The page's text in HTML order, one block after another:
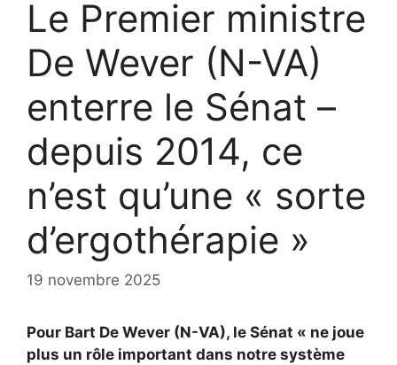
Le Premier ministre
De Wever (N-VA)
enterre le Sénat –
depuis 2014, ce
n’est qu’une « sorte
d’ergothérapie »
19 novembre 2025
Pour Bart De Wever (N-VA), le Sénat « ne joue
plus un rôle important dans notre système